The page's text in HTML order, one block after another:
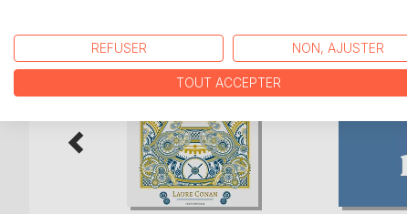
REFUSER NON, AJUSTER
TOUT ACCEPTER